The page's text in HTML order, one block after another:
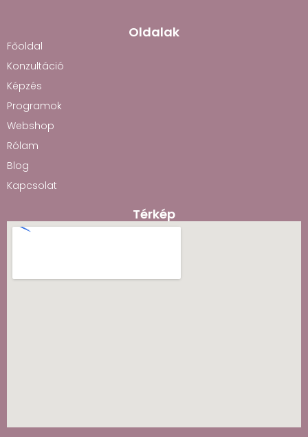
Oldalak
Főoldal
Konzultáció
Képzés
Programok
Webshop
Rólam
Blog
Kapcsolat
Térkép